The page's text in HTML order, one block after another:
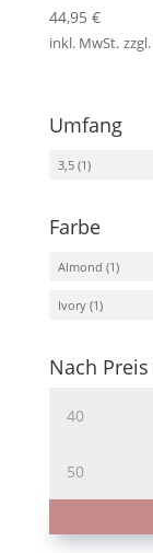
44,95 €
inkl. MwSt. zzgl.
Umfang
3,5 (1)
Farbe
Almond (1)
Ivory (1)
Nach